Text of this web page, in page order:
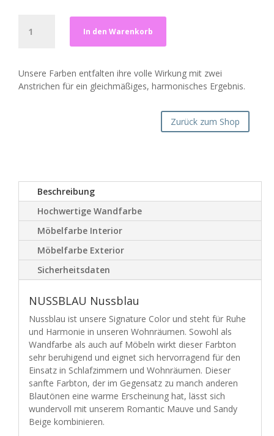
Menge
In den Warenkorb
Unsere Farben entfalten ihre volle Wirkung mit zwei
Anstrichen für ein gleichmäßiges, harmonisches Ergebnis.
Zurück zum Shop
Beschreibung
Hochwertige Wandfarbe
Möbelfarbe Interior
Möbelfarbe Exterior
Sicherheitsdaten
NUSSBLAU Nussblau
Nussblau ist unsere Signature Color und steht für Ruhe
und Harmonie in unseren Wohnräumen. Sowohl als
Wandfarbe als auch auf Möbeln wirkt dieser Farbton
sehr beruhigend und eignet sich hervorragend für den
Einsatz in Schlafzimmern und Wohnräumen. Dieser
sanfte Farbton, der im Gegensatz zu manch anderen
Blautönen eine warme Erscheinung hat, lässt sich
wundervoll mit unserem Romantic Mauve und Sandy
Beige kombinieren.